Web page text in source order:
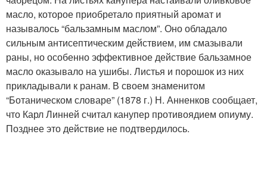
масло, которое приобретало приятный аромат и
называлось “бальзамным маслом”. Оно обладало
сильным антисептическим действием, им смазывали
раны, но особенно эффективное действие бальзамное
масло оказывало на ушибы. Листья и порошок из них
прикладывали к ранам. В своем знаменитом
“Ботаническом словаре” (1878 г.) Н. Анненков сообщает,
что Карл Линней считал канупер противоядием опиуму.
Позднее это действие не подтвердилось.